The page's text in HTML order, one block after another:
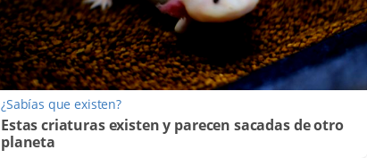
¿Sabías que existen?
Estas criaturas existen y parecen sacadas de otro
planeta